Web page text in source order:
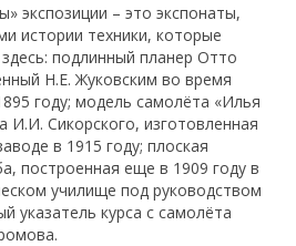
экспозиции – это экспонаты,
истории техники, которые
подлинный планер Отто
Н.Е. Жуковским во время
году; модель самолёта «Илья
И.И. Сикорского, изготовленная
в 1915 году; плоская
построенная еще в 1909 году в
училище под руководством
указатель курса с самолёта